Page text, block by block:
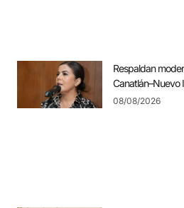
Respaldan
Canatlán–Nuevo
08/08/2026